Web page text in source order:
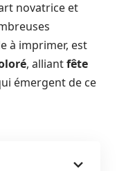
novatrice et
à imprimer, est
, alliantfête
émergent de ce